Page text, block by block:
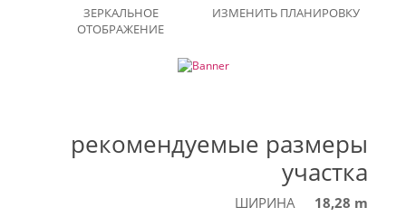
ЗЕРКАЛЬНОЕ
ОТОБРАЖЕНИЕ
ИЗМЕНИТЬ ПЛАНИРОВКУ
рекомендуемые размеры
участка
ШИРИНА
18,28 m